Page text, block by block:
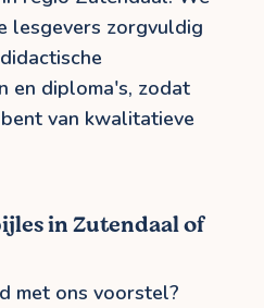
lesgevers zorgvuldig
en diploma's, zodat
van kwalitatieve
in Zutendaal of
met ons voorstel?